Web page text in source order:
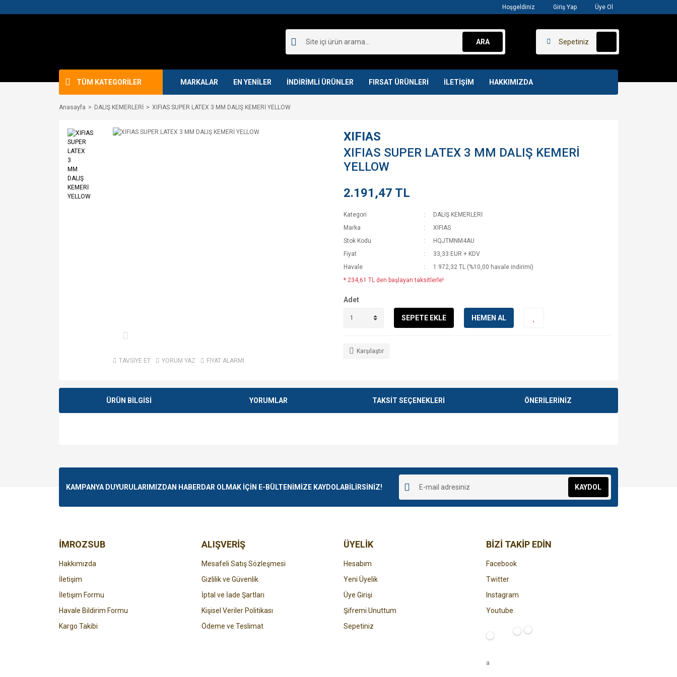
Hoşgeldiniz Giriş Yap Üye Ol
ARA Sepetiniz
TÜM KATEGORİLER MARKALAR EN YENİLER İNDİRİMLİ ÜRÜNLER FIRSAT ÜRÜNLERİ İLETİŞİM HAKKIMIZDA
Anasayfa DALIŞ KEMERLERİ XIFIAS SUPER LATEX 3 MM DALIŞ KEMERİ YELLOW
TAVSİYE ET YORUM YAZ FİYAT ALARMI
XIFIAS
XIFIAS SUPER LATEX 3 MM DALIŞ KEMERİ
YELLOW
2.191,47 TL
Kategori
DALIŞ KEMERLERİ
Marka
XIFIAS
Stok Kodu
HQJTMNM4AU
Fiyat
33,33 EUR + KDV
Havale
1.972,32 TL (%10,00 havale indirimi)
* 234,61 TL den başlayan taksitlerle!
Adet
SEPETE EKLE HEMEN AL
Karşılaştır
ÜRÜN BİLGİSİ YORUMLAR TAKSİT SEÇENEKLERİ ÖNERİLERİNİZ
Ürün resmi kalitesiz, bozuk veya görüntülenemiyor.
Bu ürüne benzer farklı alternatifler olmalı.
Gönder
KAMPANYA DUYURULARIMIZDAN HABERDAR OLMAK İÇİN E-BÜLTENİMİZE KAYDOLABİLİRSİNİZ! KAYDOL
İMROZSUB
Hakkımızda
İletişim
İletişim Formu
Havale Bildirim Formu
Kargo Takibi
ALIŞVERİŞ
Mesafeli Satış Sözleşmesi
Gizlilik ve Güvenlik
İptal ve İade Şartları
Kişisel Veriler Politikası
Ödeme ve Teslimat
ÜYELİK
Hesabım
Yeni Üyelik
Üye Girişi
Şifremi Unuttum
Sepetiniz
BİZİ TAKİP EDİN
Facebook
Twitter
Instagram
Youtube
a